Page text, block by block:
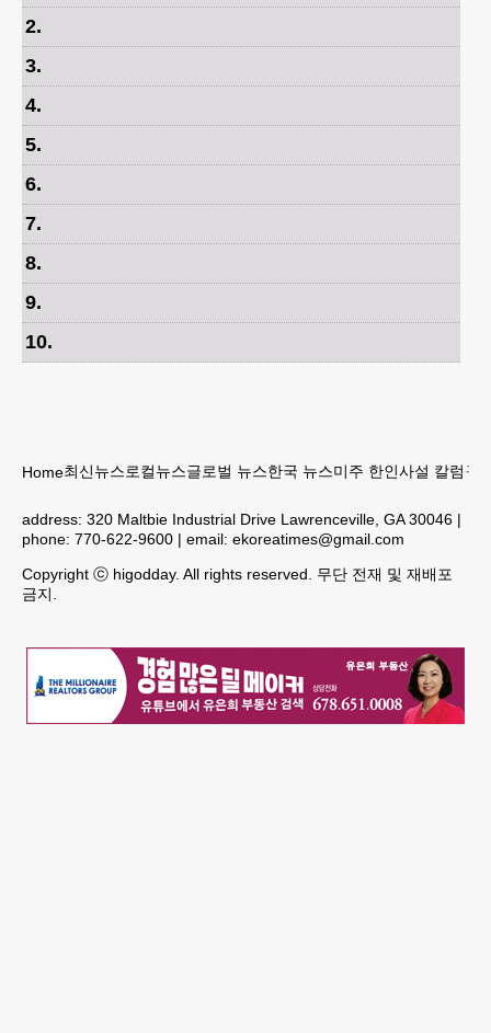
2.
3.
4.
5.
6.
7.
8.
9.
10.
Home최신뉴스로컬뉴스글로벌 뉴스한국 뉴스미주 한인사설 칼럼구
address: 320 Maltbie Industrial Drive Lawrenceville, GA 30046 |
phone: 770-622-9600 | email: ekoreatimes@gmail.com
Copyright ⓒ higodday. All rights reserved. 무단 전재 및 재배포
금지.